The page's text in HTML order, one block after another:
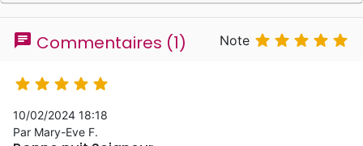
chat Commentaires (1) Note     
    
10/02/2024 18:18
Par Mary-Eve F.